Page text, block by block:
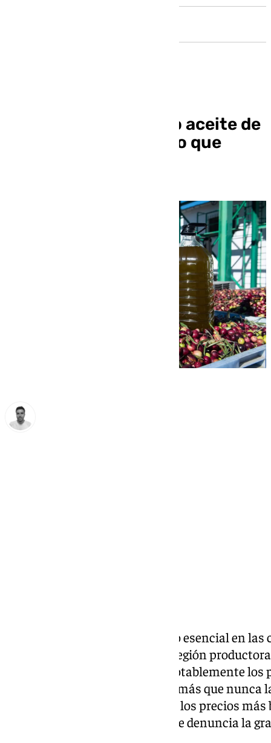
Vender mezclas como aceite de
oliva, el fraude masivo que
es un producto esencial en
Andalucía, que es su principal región
otros factores, ha encarecido notablemente
los consumidores miran ahora más que nunca
Pero ojo, porque decantarse por los precios
a un fraude masivo, que es lo que denuncia la